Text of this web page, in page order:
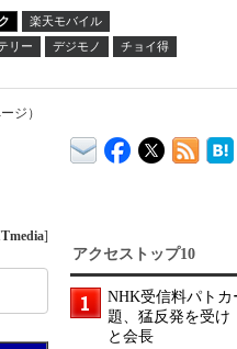
楽天モバイル
リー デジモノ
チョイ得
ジ）
]
アクセストップ10
NHK受信料パトカ
題、猛反発を受け
と会長